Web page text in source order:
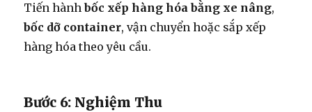
Tiến hànhbốc xếp hàng hóa bằng xe nâng,
bốc dỡ container, vận chuyển hoặc sắp xếp
hàng hóa theo yêu cầu.
Bước 6: Nghiệm Thu